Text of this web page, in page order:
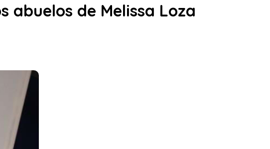
abuelos de Melissa Loza